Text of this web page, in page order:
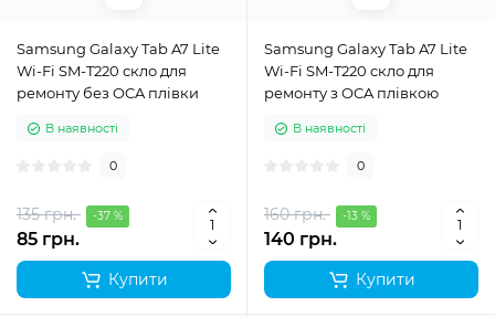
Samsung Galaxy Tab A7 Lite
Wi-Fi SM-T220 скло для
ремонту без OCA плівки
В наявності
0
135 грн. -37 %
85 грн.
Купити
Samsung Galaxy Tab A7 Lite
Wi-Fi SM-T220 скло для
ремонту з OCA плівкою
В наявності
0
160 грн. -13 %
140 грн.
Купити